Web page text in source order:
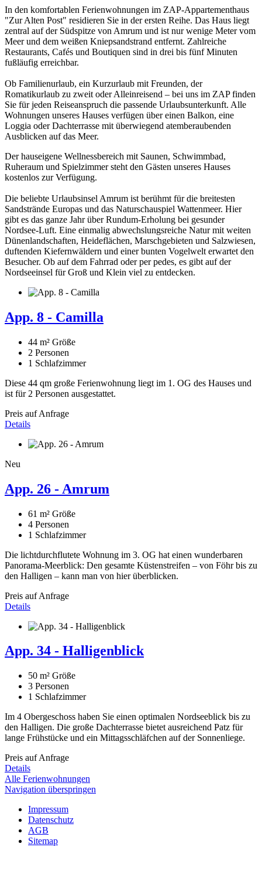
In den komfortablen Ferienwohnungen im ZAP-Appartementhaus
"Zur Alten Post" residieren Sie in der ersten Reihe. Das Haus liegt
zentral auf der Südspitze von Amrum und ist nur wenige Meter vom
Meer und dem weißen Kniepsandstrand entfernt. Zahlreiche
Restaurants, Cafés und Boutiquen sind in drei bis fünf Minuten
fußläufig erreichbar.
Ob Familienurlaub, ein Kurzurlaub mit Freunden, der
Romatikurlaub zu zweit oder Alleinreisend – bei uns im ZAP finden
Sie für jeden Reiseanspruch die passende Urlaubsunterkunft. Alle
Wohnungen unseres Hauses verfügen über einen Balkon, eine
Loggia oder Dachterrasse mit überwiegend atemberaubenden
Ausblicken auf das Meer.
Der hauseigene Wellnessbereich mit Saunen, Schwimmbad,
Ruheraum und Spielzimmer steht den Gästen unseres Hauses
kostenlos zur Verfügung.
Die beliebte Urlaubsinsel Amrum ist berühmt für die breitesten
Sandstrände Europas und das Naturschauspiel Wattenmeer. Hier
gibt es das ganze Jahr über Rundum-Erholung bei gesunder
Nordsee-Luft. Eine einmalig abwechslungsreiche Natur mit weiten
Dünenlandschaften, Heideflächen, Marschgebieten und Salzwiesen,
duftenden Kiefernwäldern und einer bunten Vogelwelt erwartet den
Besucher. Ob auf dem Fahrrad oder per pedes, es gibt auf der
Nordseeinsel für Groß und Klein viel zu entdecken.
App. 8 - Camilla
44 m² Größe
2 Personen
1 Schlafzimmer
Diese 44 qm große Ferienwohnung liegt im 1. OG des Hauses und
ist für 2 Personen ausgestattet.
Preis auf Anfrage
Details
Neu
App. 26 - Amrum
61 m² Größe
4 Personen
1 Schlafzimmer
Die lichtdurchflutete Wohnung im 3. OG hat einen wunderbaren
Panorama-Meerblick: Den gesamte Küstenstreifen – von Föhr bis zu
den Halligen – kann man von hier überblicken.
Preis auf Anfrage
Details
App. 34 - Halligenblick
50 m² Größe
3 Personen
1 Schlafzimmer
Im 4 Obergeschoss haben Sie einen optimalen Nordseeblick bis zu
den Halligen. Die große Dachterrasse bietet ausreichend Patz für
lange Frühstücke und ein Mittagsschläfchen auf der Sonnenliege.
Preis auf Anfrage
Details
Alle Ferienwohnungen
Navigation überspringen
Impressum
Datenschutz
AGB
Sitemap